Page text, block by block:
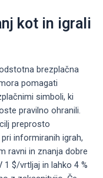
kot in igrali
brezplačna
pomagati
simboli, ki
pravilno ohranili.
preprosto
informiranih igrah,
ravni in znanja dobre
1 $/vrtljaj in lahko 4 %